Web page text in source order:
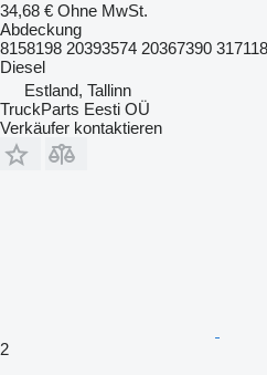
34,68 € Ohne MwSt.
Abdeckung
8158198 20393574 20367390
Diesel
Estland, Tallinn
TruckParts Eesti OÜ
Verkäufer kontaktieren
2